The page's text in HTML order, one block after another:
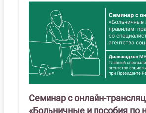
Семинар с онлайн-
«Больничные и пособия по